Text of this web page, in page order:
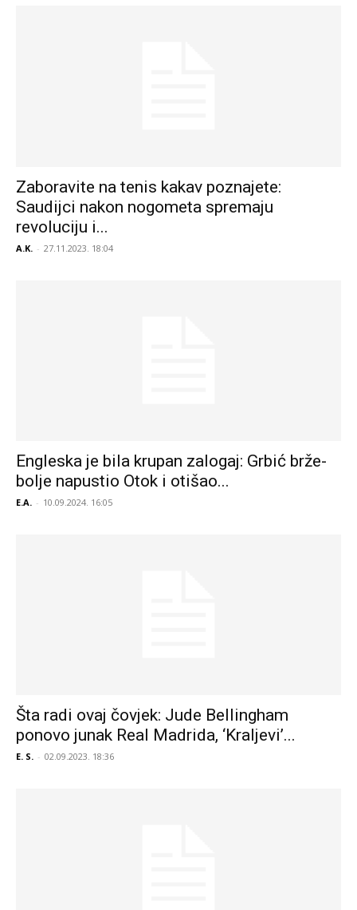
Zaboravite na tenis kakav poznajete:
Saudijci nakon nogometa spremaju
revoluciju i...
A.K. - 27.11.2023. 18:04
Engleska je bila krupan zalogaj: Grbić brže-
bolje napustio Otok i otišao...
E.A. - 10.09.2024. 16:05
Šta radi ovaj čovjek: Jude Bellingham
ponovo junak Real Madrida, ‘Kraljevi’...
E. S. - 02.09.2023. 18:36